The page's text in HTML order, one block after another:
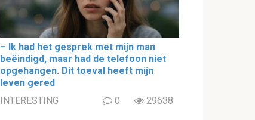
– Ik had het gesprek met mijn man
beëindigd, maar had de telefoon niet
opgehangen. Dit toeval heeft mijn
leven gered
INTERESTING
0 29638